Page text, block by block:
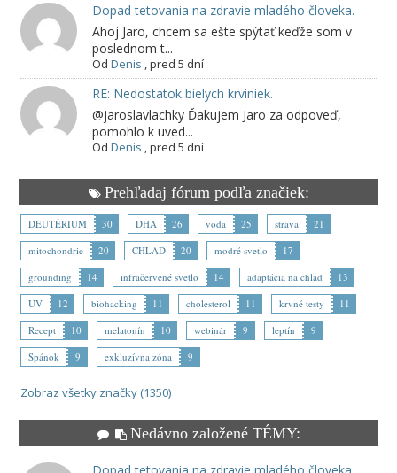
Dopad tetovania na zdravie mladého človeka.
Ahoj Jaro, chcem sa ešte spýtať keďže som v
poslednom t...
Od Denis ,pred 5 dní
RE: Nedostatok bielych krviniek.
@jaroslavlachky Ďakujem Jaro za odpoveď,
pomohlo k uved...
Od Denis ,pred 5 dní
Prehľadaj fórum podľa značiek:
DEUTÉRIUM 30 DHA 26 voda 25 strava
21
mitochondrie
20 CHLAD 20 modré svetlo
17
grounding
14 infračervené svetlo 14 adaptácia na chlad
13
UV
12 biohacking 11 cholesterol 11 krvné testy
11
Recept
10 melatonín 10 webinár 9 leptín
9
Spánok
9 exkluzívna zóna 9
Zobraz všetky značky (1350)
Nedávno založené TÉMY: